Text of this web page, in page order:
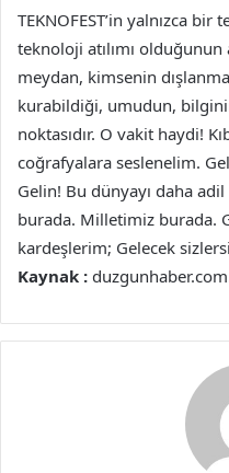
TEKNOFEST’in yalnızca
teknoloji atılımı olduğunun
meydan, kimsenin
kurabildiği, umudun,
noktasıdır. O vakit haydi!
coğrafyalara seslenelim.
Gelin! Bu dünyayı daha adil
burada. Milletimiz burada.
kardeşlerim; Gelecek
Kaynak :